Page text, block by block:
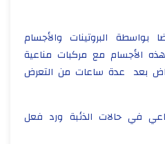
بواسطة البروتينات والأجسام
الأجسام مع مركبات مناعية
بعد عدة ساعات من التعرض
في حالات الذئبة ورد فعل